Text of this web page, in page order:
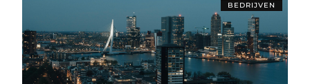
BEDRIJVEN